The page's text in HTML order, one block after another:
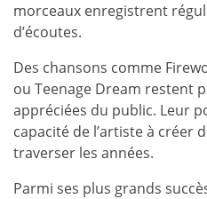
morceaux enregistrent
d’écoutes.
Des chansons comme
ou Teenage Dream restent
appréciées du public. Leur
capacité de l’artiste à créer
traverser les années.
Parmi ses plus grands